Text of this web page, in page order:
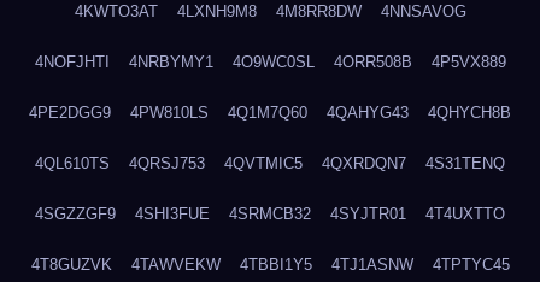
4KWTO3AT 4LXNH9M8 4M8RR8DW 4NNSAVOG
4NOFJHTI 4NRBYMY1 4O9WC0SL 4ORR508B 4P5VX889
4PE2DGG9 4PW810LS 4Q1M7Q60 4QAHYG43 4QHYCH8B
4QL610TS 4QRSJ753 4QVTMIC5 4QXRDQN7 4S31TENQ
4SGZZGF9 4SHI3FUE 4SRMCB32 4SYJTR01 4T4UXTTO
4T8GUZVK 4TAWVEKW 4TBBI1Y5 4TJ1ASNW 4TPTYC45